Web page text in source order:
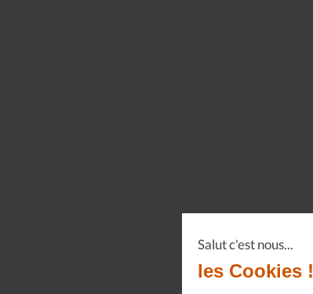
Salut c'est nous...
les Cookies !